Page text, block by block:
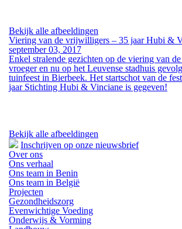
Bekijk alle afbeeldingen
Viering van de vrijwilligers – 35 jaar Hubi &
september 03, 2017
Enkel stralende gezichten op de viering van
vroeger en nu op het Leuvense stadhuis
tuinfeest in Bierbeek. Het startschot van de
jaar Stichting Hubi & Vinciane is gegeven!
Bekijk alle afbeeldingen
Inschrijven op onze nieuwsbrief
Over ons
Ons verhaal
Ons team in Benin
Ons team in België
Projecten
Gezondheidszorg
Evenwichtige Voeding
Onderwijs & Vorming